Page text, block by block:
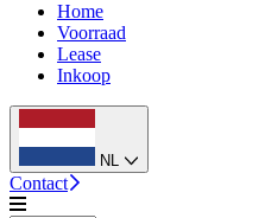
Home
Voorraad
Lease
Inkoop
NL
Contact